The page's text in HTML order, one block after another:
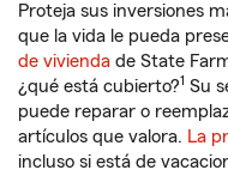
Proteja sus inversiones
que la vida le pueda
de vivienda de State
¿qué está cubierto?1 Su
puede reparar o
artículos que valora. La
incluso si está de